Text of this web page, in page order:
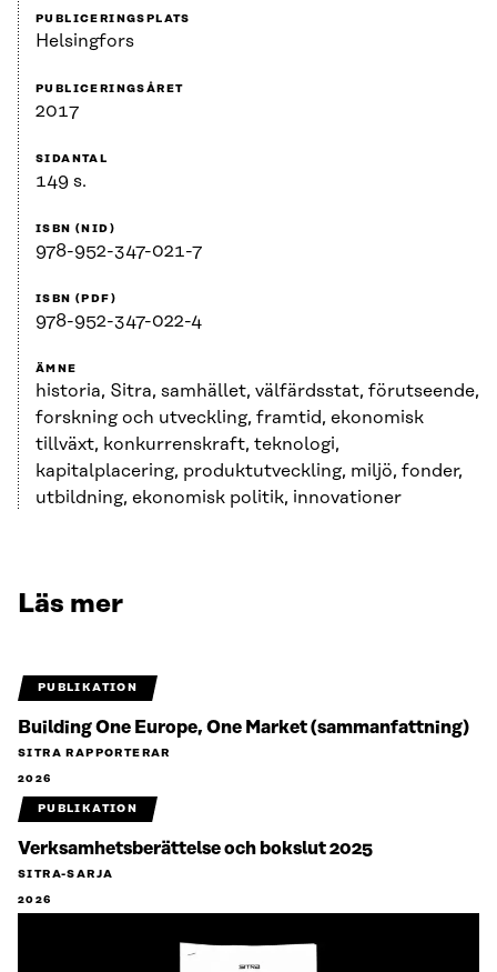
PUBLICERINGSPLATS
Helsingfors
PUBLICERINGSÅRET
2017
SIDANTAL
149 s.
ISBN (NID)
978-952-347-021-7
ISBN (PDF)
978-952-347-022-4
ÄMNE
historia, Sitra, samhället, välfärdsstat, förutseende,
forskning och utveckling, framtid, ekonomisk
tillväxt, konkurrenskraft, teknologi,
kapitalplacering, produktutveckling, miljö, fonder,
utbildning, ekonomisk politik, innovationer
Läs mer
PUBLIKATION
Building One Europe, One Market (sammanfattning)
SITRA RAPPORTERAR
2026
PUBLIKATION
Verksamhetsberättelse och bokslut 2025
SITRA-SARJA
2026